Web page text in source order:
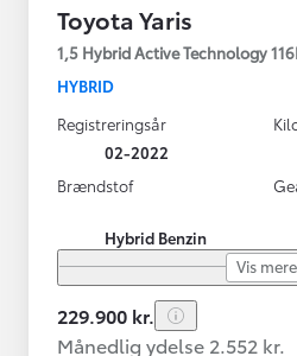
Toyota Yaris
1,5 Hybrid Active Technology
HYBRID
Registreringsår
02-2022
Brændstof
Hybrid Benzin
Vis mere
229.900 kr.
Månedlig ydelse 2.552 kr.